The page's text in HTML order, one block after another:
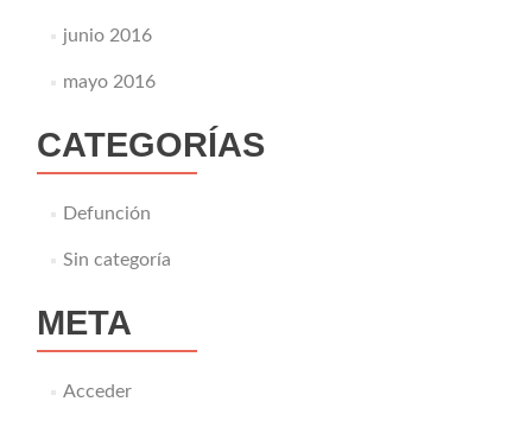
junio 2016
mayo 2016
CATEGORÍAS
Defunción
Sin categoría
META
Acceder